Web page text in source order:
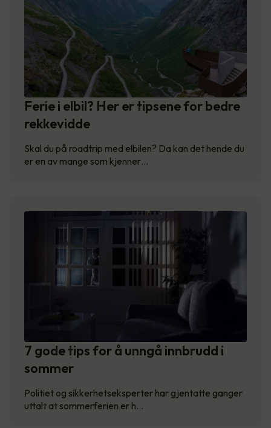
Ferie i elbil? Her er tipsene for bedre
rekkevidde
Skal du på roadtrip med elbilen? Da kan det hende du
er en av mange som kjenner…
7 gode tips for å unngå innbrudd i
sommer
Politiet og sikkerhetseksperter har gjentatte ganger
uttalt at sommerferien er h…